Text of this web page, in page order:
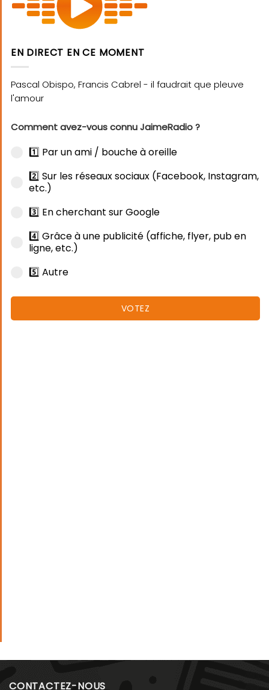
EN DIRECT EN CE MOMENT
Comment avez-vous connu JaimeRadio ?
1️⃣ Par un ami / bouche à oreille
2️⃣ Sur les réseaux sociaux (Facebook, Instagram,
etc.)
3️⃣ En cherchant sur Google
4️⃣ Grâce à une publicité (affiche, flyer, pub en
ligne, etc.)
5️⃣ Autre
VOTEZ
CONTACTEZ-NOUS